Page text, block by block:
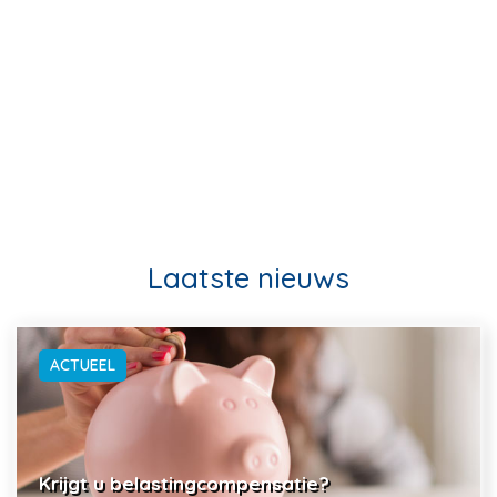
Laatste nieuws
ACTUEEL
Krijgt u belastingcompensatie?